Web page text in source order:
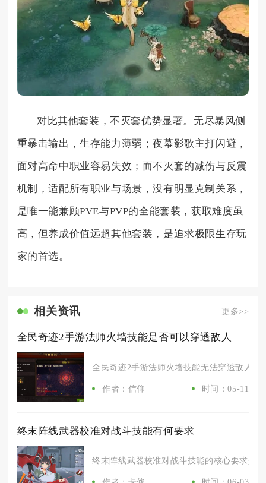
对比其他套装，不灭套优势显著。无尽暴风侧
重暴击输出，生存能力薄弱；夜幕影歌主打闪避，
面对高命中职业容易失效；而不灭套的减伤与反震
机制，适配所有职业与场景，没有明显克制关系，
是唯一能兼顾PVE与PVP的全能套装，获取难度虽
高，但养成价值远超其他套装，是追求极限生存玩
家的首选。
相关资讯 更多>>
全民奇迹2手游法师火墙技能是否可以穿透敌人
全民奇迹2手游法师火墙技能无法穿透敌人，
作者：信仰 时间：05-11
终末阵线武器校准对战斗技能有何要求
终末阵线武器校准对战斗技能的核心要求是